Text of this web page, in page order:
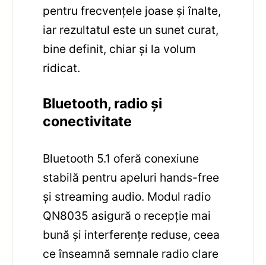
pentru frecvențele joase și înalte,
iar rezultatul este un sunet curat,
bine definit, chiar și la volum
ridicat.
Bluetooth, radio și
conectivitate
Bluetooth 5.1 oferă conexiune
stabilă pentru apeluri hands-free
și streaming audio. Modul radio
QN8035 asigură o recepție mai
bună și interferențe reduse, ceea
ce înseamnă semnale radio clare